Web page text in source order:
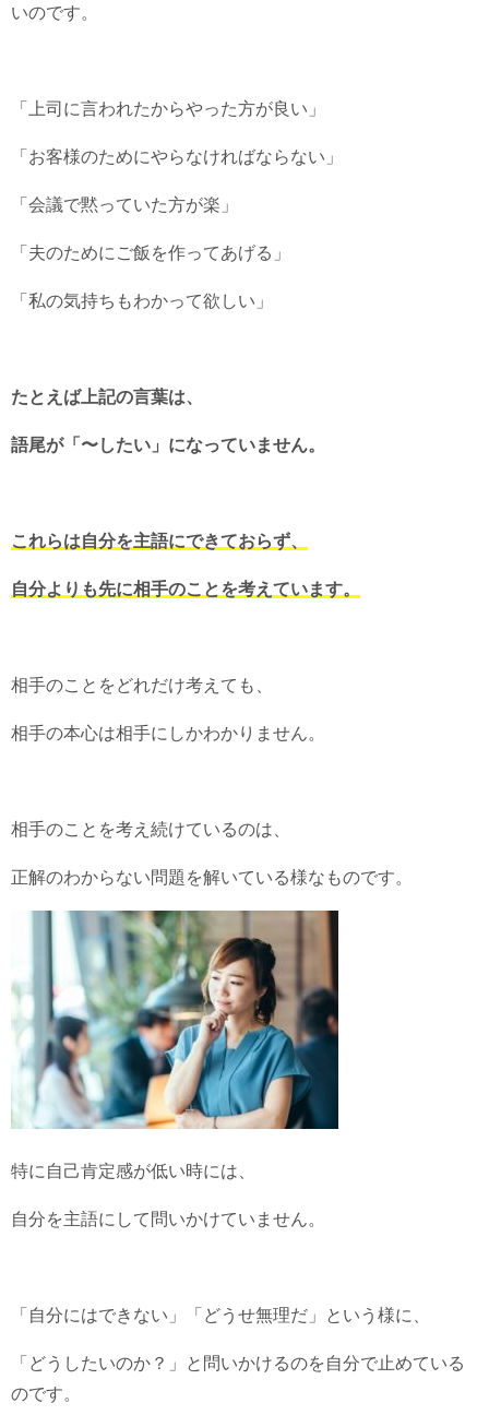
いのです。
「上司に言われたからやった方が良い」
「お客様のためにやらなければならない」
「会議で黙っていた方が楽」
「夫のためにご飯を作ってあげる」
「私の気持ちもわかって欲しい」
たとえば上記の言葉は、
語尾が「〜したい」になっていません。
これらは自分を主語にできておらず、
自分よりも先に相手のことを考えています。
相手のことをどれだけ考えても、
相手の本心は相手にしかわかりません。
相手のことを考え続けているのは、
正解のわからない問題を解いている様なものです。
特に自己肯定感が低い時には、
自分を主語にして問いかけていません。
「自分にはできない」「どうせ無理だ」という様に、
「どうしたいのか？」と問いかけるのを自分で止めている
のです。